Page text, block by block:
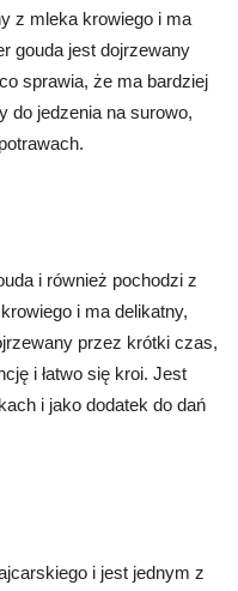
z mleka krowiego i ma
gouda jest dojrzewany
sprawia, że ma bardziej
do jedzenia na surowo,
i również pochodzi z
i ma delikatny,
przez krótki czas,
i łatwo się kroi. Jest
i jako dodatek do dań
i jest jednym z